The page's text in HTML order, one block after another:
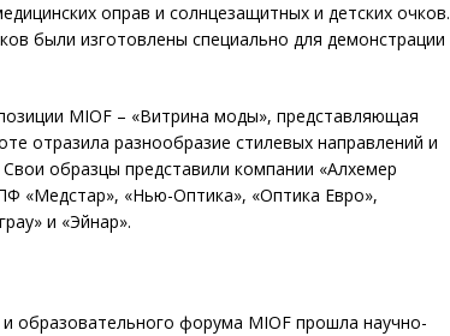
оправ и солнцезащитных и детских очков.
были изготовлены специально для демонстрации
MIOF – «Витрина моды», представляющая
отразила разнообразие стилевых направлений и
образцы представили компании «Алхемер
«Медстар», «Нью-Оптика», «Оптика Евро»,
и «Эйнар».
образовательного форума MIOF прошла научно-